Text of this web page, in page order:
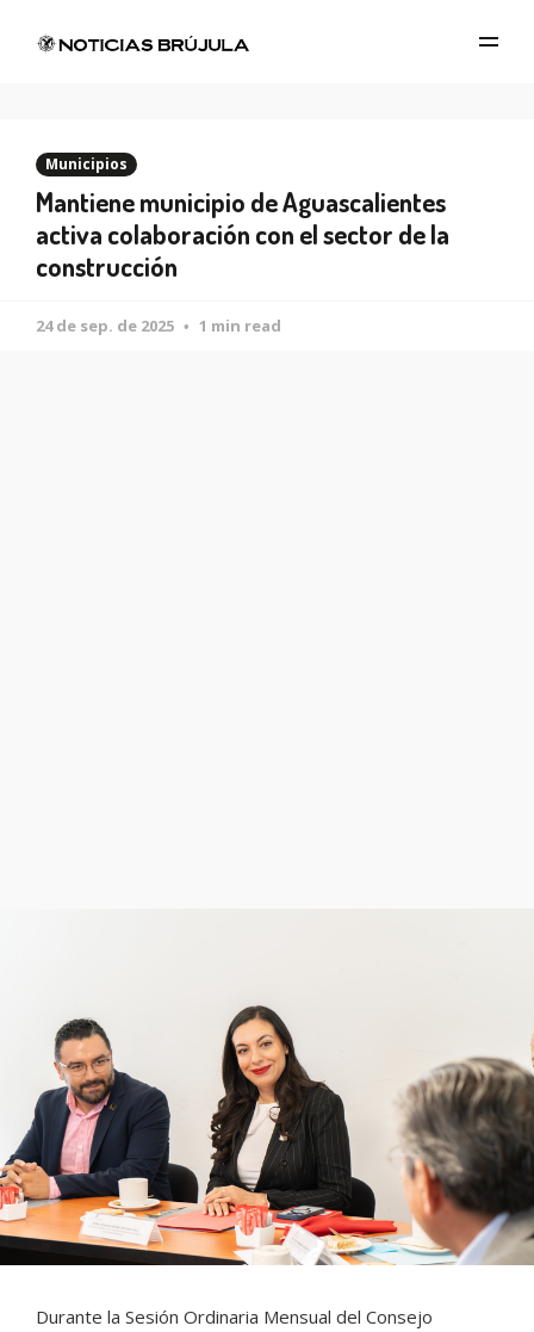
Municipios
Mantiene municipio de Aguascalientes
activa colaboración con el sector de la
construcción
24 de sep. de 2025 1 min read
Durante la Sesión Ordinaria Mensual del Consejo